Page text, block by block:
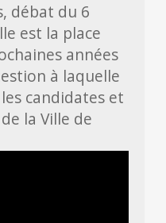
débat du 6
est la place
années
à laquelle
candidates et
la Ville de